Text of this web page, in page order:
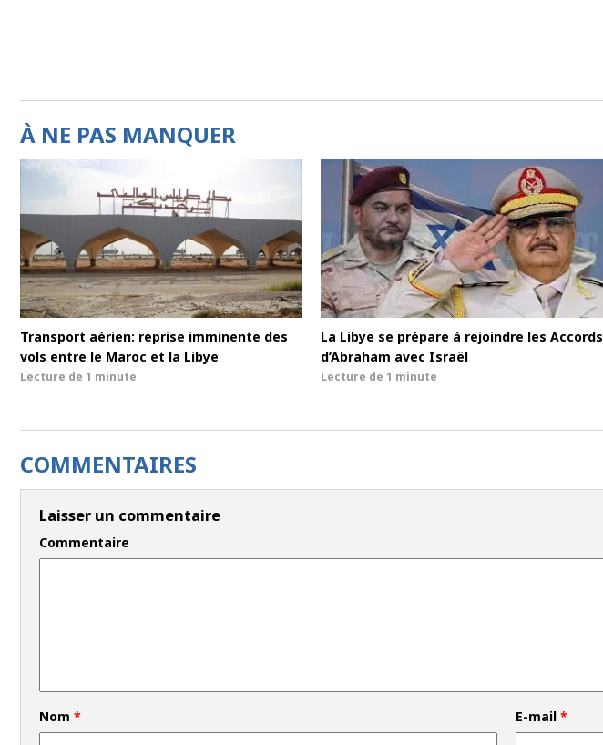
À NE PAS MANQUER
Transport aérien: reprise imminente des
vols entre le Maroc et la Libye
Lecture de 1 minute
La Libye se prépare à rejoindre les Accords
d’Abraham avec Israël
Lecture de 1 minute
COMMENTAIRES
Laisser un commentaire
Commentaire
Nom * E-mail*